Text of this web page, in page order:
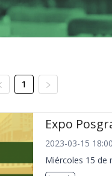
1
Expo
2023-03-15
Miércoles 15 de